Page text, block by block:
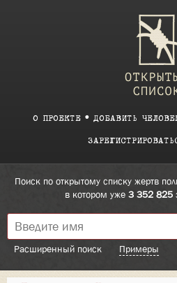
О ПРОЕКТЕ ДОБАВИТЬ
Поиск по открытому списку жертв
в котором уже 3 352 825
Расширенный поиск Примеры